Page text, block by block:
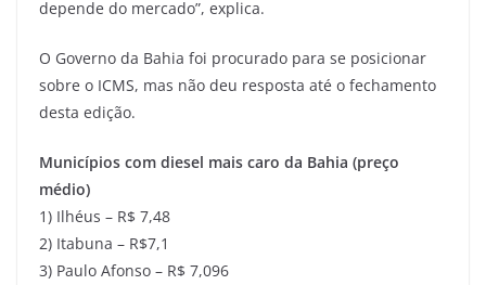
depende do mercado”, explica.
O Governo da Bahia foi procurado para se posicionar
sobre o ICMS, mas não deu resposta até o fechamento
desta edição.
Municípios com diesel mais caro da Bahia (preço
médio)
1) Ilhéus – R$ 7,48
2) Itabuna – R$7,1
3) Paulo Afonso – R$ 7,096